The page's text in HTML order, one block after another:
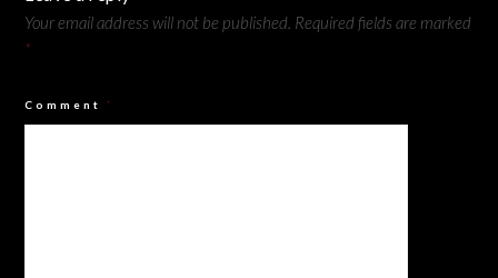
Your email address will not be published. Required fields are marked
*
Comment *